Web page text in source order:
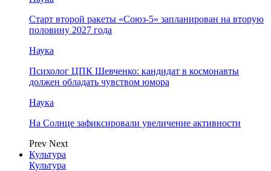
Старт второй ракеты «Союз-5» запланирован на вторую
половину 2027 года
Наука
Психолог ЦПК Шевченко: кандидат в космонавты
должен обладать чувством юмора
Наука
На Солнце зафиксировали увеличение активности
Prev Next
Культура
Культура